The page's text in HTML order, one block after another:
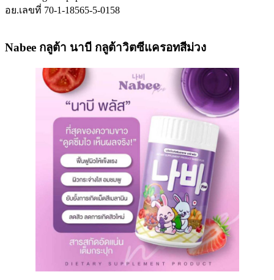
อย.เลขที่ 70-1-18565-5-0158
Nabee กลูต้า นาบี กลูต้าวิตซีแครอทสีม่วง